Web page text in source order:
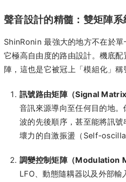
聲音設計的精髓：雙矩陣系
ShinRonin 最強大的地方不在於
它極高自由度的路由設計。機底
陣，這也是它被冠上「模組化」稱
訊號路由矩陣（Signal Matrix
音訊來源導向至任何目的地
波的先後順序，甚至能將訊
壞力的自激振盪（Self-
調變控制矩陣（Modulation
LFO、動態隨耦器以及外部